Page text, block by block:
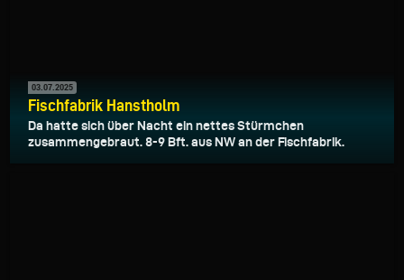
03.07.2025
Fischfabrik Hanstholm
Da hatte sich über Nacht ein nettes Stürmchen
zusammengebraut. 8-9 Bft. aus NW an der Fischfabrik.